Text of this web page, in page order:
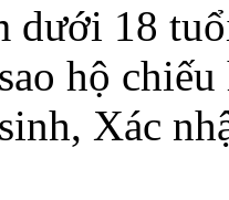
dưới 18
hộ
Xác